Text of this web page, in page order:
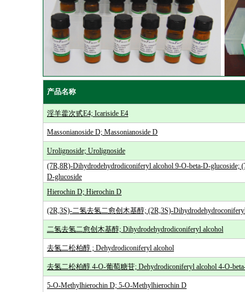
产品名称
淫羊藿次甙E4; Icariside E4
Massonianoside D; Massonianoside D
Urolignoside; Urolignoside
(7R,8R)-Dihydrodehydrodiconiferyl alcohol 9-O-beta-D-glucoside;
D-glucoside
Hierochin D; Hierochin D
(2R,3S)-二氢去氢二愈创木基醇; (2R,3S)-
二氢去氢二愈创木基醇; Dihydrodehydrodiconiferyl alcohol
去氢二松柏醇 ; Dehydrodiconiferyl alcohol
去氢二松柏醇 4-O-葡萄糖苷; Dehydrodiconiferyl alcohol 4-O-
5-O-Methylhierochin D; 5-O-Methylhierochin D